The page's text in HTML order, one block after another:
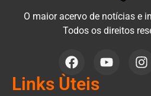
O maior acervo de notícias e
Todos os direitos
Links Ùteis